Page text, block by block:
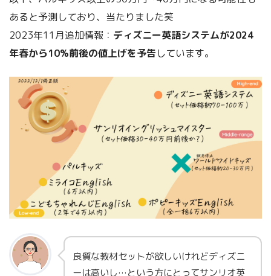
あると予測しており、当たりました笑
2023年11月追加情報： ディズニー英語システムが2024
年春から10%前後の値上げを予告しています。
良質な教材セットが欲しいけれどディズニ
ーは高いし…という方にとってサンリオ英